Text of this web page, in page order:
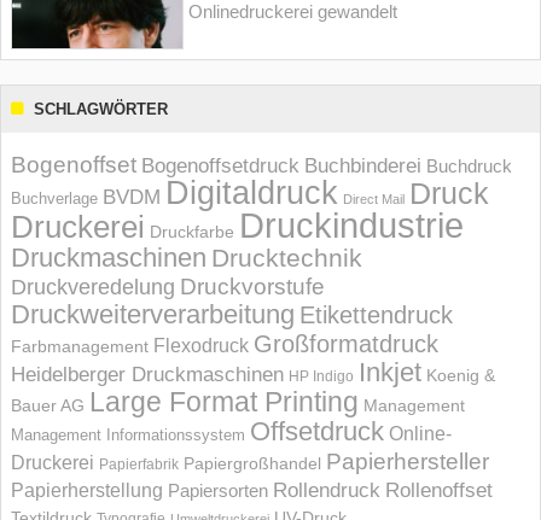
Onlinedruckerei gewandelt
SCHLAGWÖRTER
Bogenoffset Bogenoffsetdruck Buchbinderei Buchdruck
Buchverlage BVDM Digitaldruck Direct Mail Druck
Druckerei Druckfarbe Druckindustrie
Druckmaschinen Drucktechnik
Druckveredelung Druckvorstufe
Druckweiterverarbeitung Etikettendruck
Farbmanagement Flexodruck Großformatdruck
Heidelberger Druckmaschinen HP Indigo Inkjet Koenig &
Bauer AG Large Format Printing Management
Management Informations­system Offsetdruck Online-
Druckerei Papierfabrik Papiergroßhandel Papierhersteller
Papierherstellung Papiersorten Rollendruck Rollenoffset